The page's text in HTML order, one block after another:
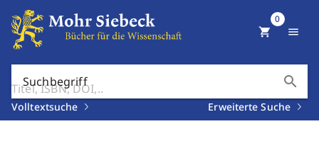
Suchbegriff search
Volltextsuche Erweiterte Suche
shopping_cart
0
menu